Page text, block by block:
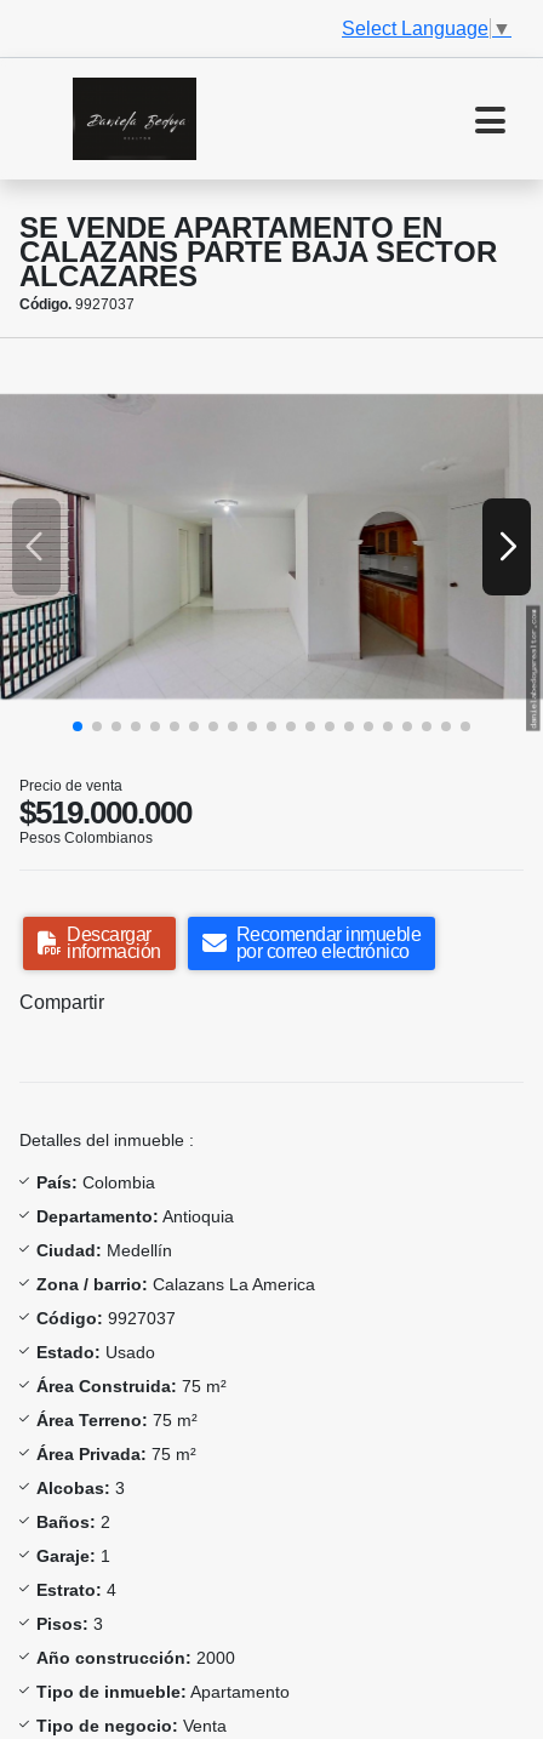
Select Language ▼
SE VENDE APARTAMENTO EN
CALAZANS PARTE BAJA SECTOR
ALCAZARES
Código. 9927037
Precio de venta
$519.000.000
Pesos Colombianos
Descargar
información
Recomendar inmueble
por correo electrónico
Compartir
Detalles del inmueble :
País: Colombia
Departamento: Antioquia
Ciudad: Medellín
Zona / barrio: Calazans La America
Código: 9927037
Estado: Usado
Área Construida: 75 m²
Área Terreno: 75 m²
Área Privada: 75 m²
Alcobas: 3
Baños: 2
Garaje: 1
Estrato: 4
Pisos: 3
Año construcción: 2000
Tipo de inmueble: Apartamento
Tipo de negocio: Venta